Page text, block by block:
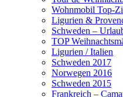
Wohnmobil Top-
Ligurien &
Schweden –
TOP
Ligurien / Italien
Schweden 2017
Norwegen 2016
Schweden 2015
Frankreich –